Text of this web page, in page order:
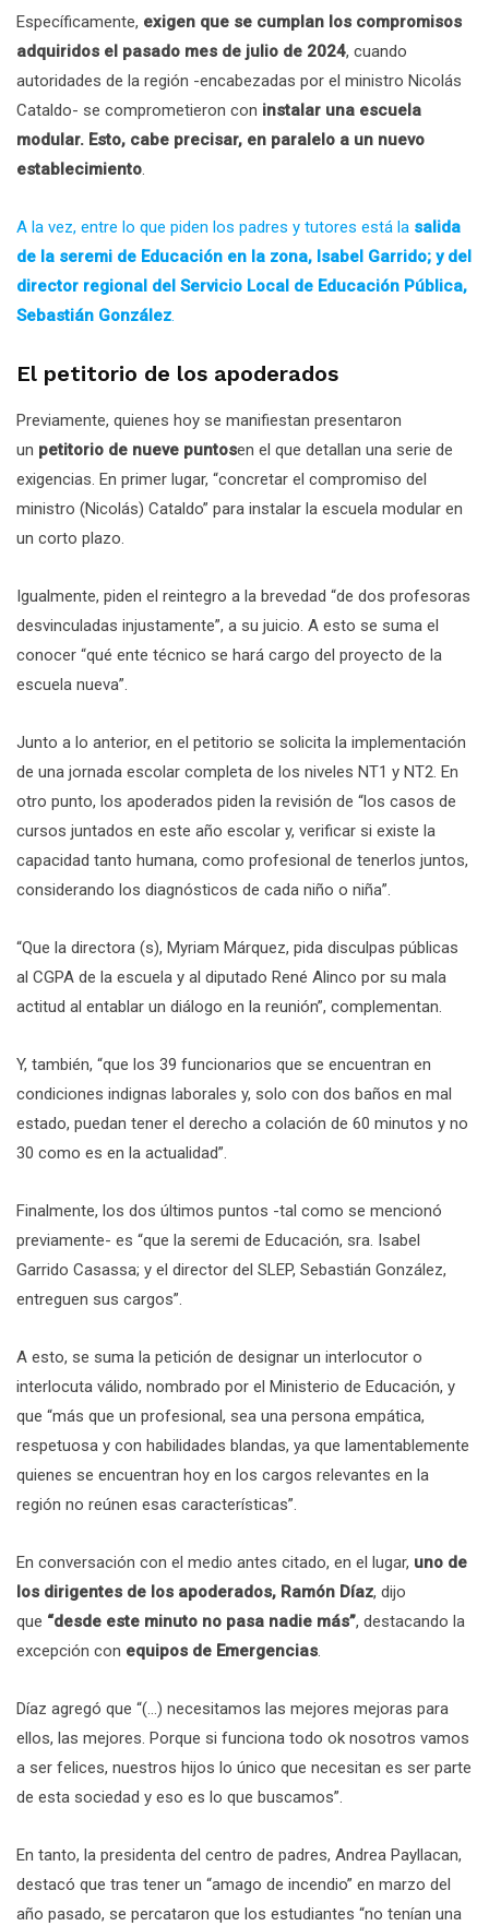
Específicamente, exigen que se cumplan los compromisos
adquiridos el pasado mes de julio de 2024, cuando
autoridades de la región -encabezadas por el ministro Nicolás
Cataldo- se comprometieron con instalar una escuela
modular. Esto, cabe precisar, en paralelo a un nuevo
establecimiento
A la vez, entre lo que piden los padres y tutores está la salida
de la seremi de Educación en la zona, Isabel Garrido; y del
director regional del Servicio Local de Educación Pública,
Sebastián González
El petitorio de los apoderados
Previamente, quienes hoy se manifiestan presentaron
un petitorio de nueve puntosen el que detallan una serie de
exigencias. En primer lugar, “concretar el compromiso del
ministro (Nicolás) Cataldo” para instalar la escuela modular en
un corto plazo.
Igualmente, piden el reintegro a la brevedad “de dos profesoras
desvinculadas injustamente”, a su juicio. A esto se suma el
conocer “qué ente técnico se hará cargo del proyecto de la
escuela nueva”.
Junto a lo anterior, en el petitorio se solicita la implementación
de una jornada escolar completa de los niveles NT1 y NT2. En
otro punto, los apoderados piden la revisión de “los casos de
cursos juntados en este año escolar y, verificar si existe la
capacidad tanto humana, como profesional de tenerlos juntos,
considerando los diagnósticos de cada niño o niña”.
“Que la directora (s), Myriam Márquez, pida disculpas públicas
al CGPA de la escuela y al diputado René Alinco por su mala
actitud al entablar un diálogo en la reunión”, complementan.
Y, también, “que los 39 funcionarios que se encuentran en
condiciones indignas laborales y, solo con dos baños en mal
estado, puedan tener el derecho a colación de 60 minutos y no
30 como es en la actualidad”.
Finalmente, los dos últimos puntos -tal como se mencionó
previamente- es “que la seremi de Educación, sra. Isabel
Garrido Casassa; y el director del SLEP, Sebastián González,
entreguen sus cargos”.
A esto, se suma la petición de designar un interlocutor o
interlocuta válido, nombrado por el Ministerio de Educación, y
que “más que un profesional, sea una persona empática,
respetuosa y con habilidades blandas, ya que lamentablemente
quienes se encuentran hoy en los cargos relevantes en la
región no reúnen esas características”.
En conversación con el medio antes citado, en el lugar, uno de
los dirigentes de los apoderados, Ramón Díaz, dijo
que “desde este minuto no pasa nadie más”, destacando la
excepción con equipos de Emergencias
Díaz agregó que “(…) necesitamos las mejores mejoras para
ellos, las mejores. Porque si funciona todo ok nosotros vamos
a ser felices, nuestros hijos lo único que necesitan es ser parte
de esta sociedad y eso es lo que buscamos”.
En tanto, la presidenta del centro de padres, Andrea Payllacan,
destacó que tras tener un “amago de incendio” en marzo del
año pasado, se percataron que los estudiantes “no tenían una